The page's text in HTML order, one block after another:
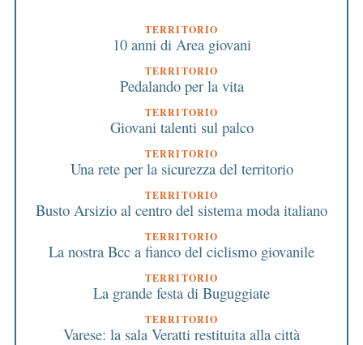
TERRITORIO
10 anni di Area giovani
TERRITORIO
Pedalando per la vita
TERRITORIO
Giovani talenti sul palco
TERRITORIO
Una rete per la sicurezza del territorio
TERRITORIO
Busto Arsizio al centro del sistema moda italiano
TERRITORIO
La nostra Bcc a fianco del ciclismo giovanile
TERRITORIO
La grande festa di Buguggiate
TERRITORIO
Varese: la sala Veratti restituita alla città